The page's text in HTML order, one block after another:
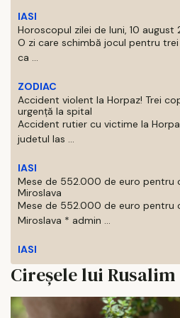
IASI
Horoscopul zilei de luni, 10 august
O zi care schimbă jocul pentru trei
ca ...
ZODIAC
Accident violent la Horpaz! Trei
urgență la spital
Accident rutier cu victime la
judetul Ias ...
IASI
Mese de 552.000 de euro pentru
Miroslava
Mese de 552.000 de euro pentru
Miroslava * admin ...
IASI
Cireșele lui Rusalim